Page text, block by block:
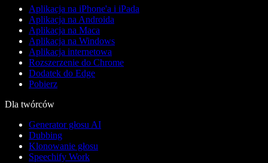
Aplikacja na iPhone'a i iPada
Aplikacja na Androida
Aplikacja na Maca
Aplikacja na Windows
Aplikacja internetowa
Rozszerzenie do Chrome
Dodatek do Edge
Pobierz
Dla twórców
Generator głosu AI
Dubbing
Klonowanie głosu
Speechify Work